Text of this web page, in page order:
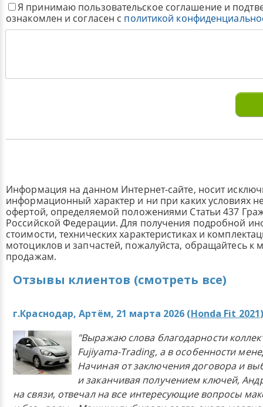
Я принимаю пользовательское соглашение и
ознакомлен и согласен с политикой
Информация на данном Интернет-сайте, носит
информационный характер и ни при каких условиях
офертой, определяемой положениями Статьи 437
Российской Федерации. Для получения подробной
стоимости, технических характеристиках и
мотоциклов и запчастей, пожалуйста, обращайтесь к
продажам.
Отзывы клиентов (смотреть все)
г.Краснодар, Артём, 21 марта 2026 (Honda Fit 2021
"Выражаю слова благодарности
Fujiyama-Trading, а в особенности
Начиная от заключения договора и
и заканчивая получением ключей,
на связи, отвечал на все интересующие вопросы